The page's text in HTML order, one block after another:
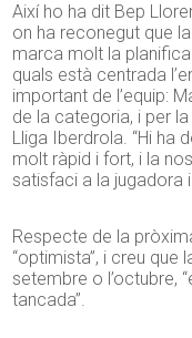
Així ho ha dit Bep
on ha reconegut que
marca molt la
quals està centrada
important de l’equip:
de la categoria, i per
Lliga Iberdrola. “Hi ha
molt ràpid i fort, i la
satisfaci a la jugadora
Respecte de la
“optimista”, i creu
setembre o l’octubre,
tancada”.